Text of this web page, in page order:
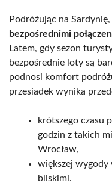
Podróżując na
bezpośrednimi
Latem, gdy sezon
bezpośrednie loty są
podnosi komfort
przesiadek wynika
krótszego czasu
godzin z takich
Wrocław,
większej wygody
bliskimi.